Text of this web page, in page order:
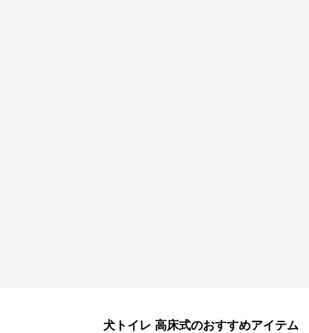
犬トイレ 高床式のおすすめアイテム